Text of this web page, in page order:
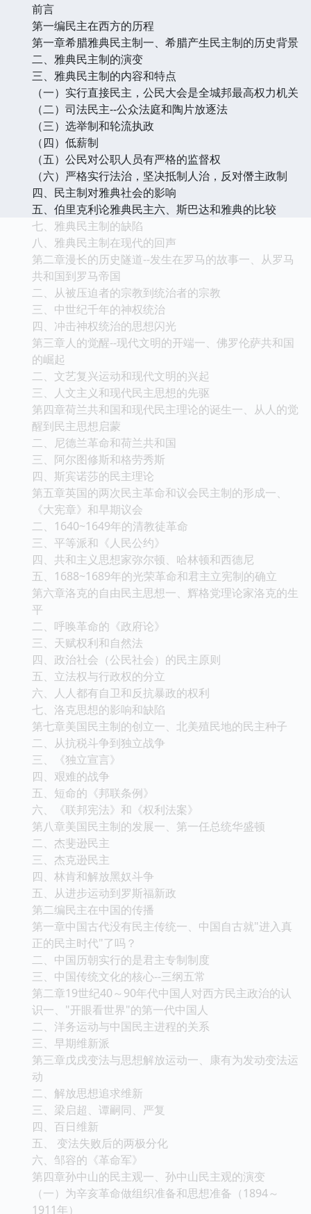
前言
第一编民主在西方的历程
第一章希腊雅典民主制一、希腊产生民主制的历史背景
二、雅典民主制的演变
三、雅典民主制的内容和特点
（一）实行直接民主，公民大会是全城邦最高权力机关
（二）司法民主--公众法庭和陶片放逐法
（三）选举制和轮流执政
（四）低薪制
（五）公民对公职人员有严格的监督权
（六）严格实行法治，坚决抵制人治，反对僭主政制
四、民主制对雅典社会的影响
五、伯里克利论雅典民主六、斯巴达和雅典的比较
七、雅典民主制的缺陷
八、雅典民主制在现代的回声
第二章漫长的历史隧道--发生在罗马的故事一、从罗马
共和国到罗马帝国
二、从被压迫者的宗教到统治者的宗教
三、中世纪千年的神权统治
四、冲击神权统治的思想闪光
第三章人的觉醒--现代文明的开端一、佛罗伦萨共和国
的崛起
二、文艺复兴运动和现代文明的兴起
三、人文主义和现代民主思想的先驱
第四章荷兰共和国和现代民主理论的诞生一、从人的觉
醒到民主思想启蒙
二、尼德兰革命和荷兰共和国
三、阿尔图修斯和格劳秀斯
四、斯宾诺莎的民主理论
第五章英国的两次民主革命和议会民主制的形成一、
《大宪章》和早期议会
二、1640~1649年的清教徒革命
三、平等派和《人民公约》
四、共和主义思想家弥尔顿、哈林顿和西德尼
五、1688~1689年的光荣革命和君主立宪制的确立
第六章洛克的自由民主思想一、辉格党理论家洛克的生
平
二、呼唤革命的《政府论》
三、天赋权利和自然法
四、政治社会（公民社会）的民主原则
五、立法权与行政权的分立
六、人人都有自卫和反抗暴政的权利
七、洛克思想的影响和缺陷
第七章美国民主制的创立一、北美殖民地的民主种子
二、从抗税斗争到独立战争
三、《独立宣言》
四、艰难的战争
五、短命的《邦联条例》
六、《联邦宪法》和《权利法案》
第八章美国民主制的发展一、第一任总统华盛顿
二、杰斐逊民主
三、杰克逊民主
四、林肯和解放黑奴斗争
五、从进步运动到罗斯福新政
第二编民主在中国的传播
第一章中国古代没有民主传统一、中国自古就"进入真
正的民主时代"了吗？
二、中国历朝实行的是君主专制制度
三、中国传统文化的核心--三纲五常
第二章19世纪40～90年代中国人对西方民主政治的认
识一、"开眼看世界"的第一代中国人
二、洋务运动与中国民主进程的关系
三、早期维新派
第三章戊戌变法与思想解放运动一、康有为发动变法运
动
二、解放思想追求维新
三、梁启超、谭嗣同、严复
四、百日维新
五、 变法失败后的两极分化
六、邹容的《革命军》
第四章孙中山的民主观一、孙中山民主观的演变
（一）为辛亥革命做组织准备和思想准备（1894～
1911年）